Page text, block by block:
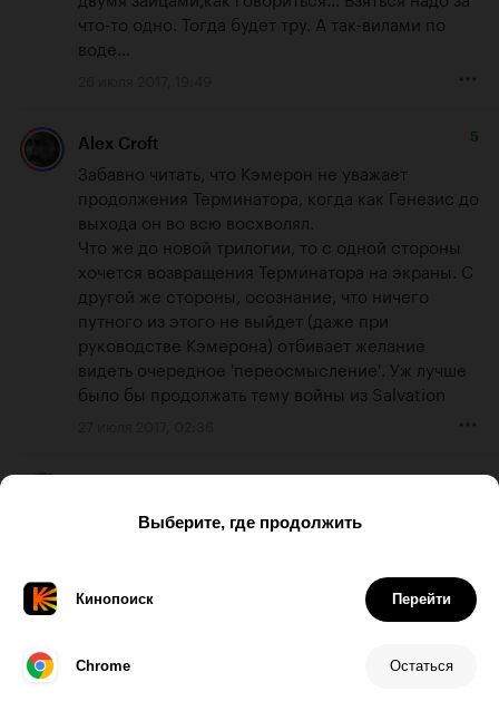
что-то одно. Тогда будет тру. А так-вилами по
воде...
Alex Croft 5
Забавно читать, что Кэмерон не уважает
продолжения Терминатора, когда как Генезис до
выхода он во всю восхволял.
Что же до новой трилогии, то с одной стороны
хочется возвращения Терминатора на экраны. С
другой же стороны, осознание, что ничего
путного из этого не выйдет (даже при
руководстве Кэмерона) отбивает желание
видеть очередное 'переосмысление'. Уж лучше
было бы продолжать тему войны из Salvation
Что тут можно переосмыслить? Терминатор
закончился в альтернативной концовке 'Судного
27 июля 2017, 04:40
Saref